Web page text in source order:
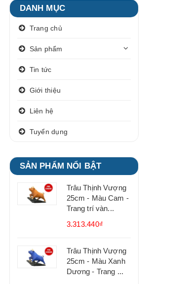
DANH MỤC
Trang chủ
Sản phẩm
Tin tức
Giới thiệu
Liên hệ
Tuyển dụng
SẢN PHẨM NỔI BẬT
Trâu Thịnh Vượng
25cm - Màu Cam -
Trang trí vàn...
3.313.440₫
Trâu Thịnh Vượng
25cm - Màu Xanh
Dương - Trang ...